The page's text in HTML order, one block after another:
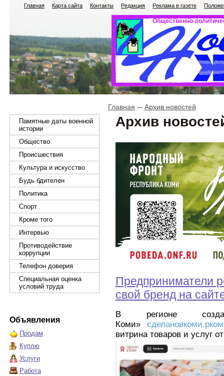
Главная Карта сайта Контакты Редакция Реклама в газете
Общественно-
Памятные даты военной
истории
Общество
Происшествия
Культура и искусство
Будь бдителен
Политика
Спорт
Кроме того
Интервью
Противодействие
коррупции
Телефон доверия
Специальная оценка
условий труда
Объявления
Продам
Куплю
Услуги
Работа
Главная Архив новостей
Архив
Предприниматели
свой бренд на
В регионе
Коми»
витрина товаров и услуг